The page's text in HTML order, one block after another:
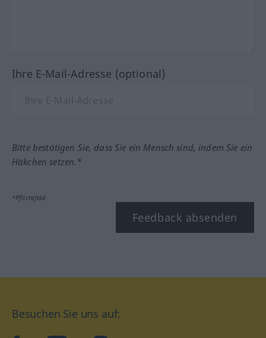
Ihre E-Mail-Adresse (optional)
Bitte bestätigen Sie, dass Sie ein Mensch sind, indem Sie ein
Häkchen setzen.*
*Pflichtfeld
Feedback absenden
Besuchen Sie uns auf: